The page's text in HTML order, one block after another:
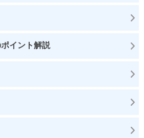
イント解説